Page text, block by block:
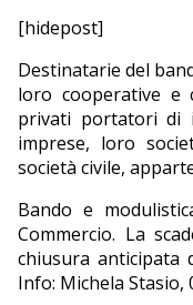
[hidepost]
Destinatarie del
loro cooperative e
privati portatori di
imprese, loro
società civile,
Bando e
Commercio. La
chiusura anticipata
Info: Michela Stasio,